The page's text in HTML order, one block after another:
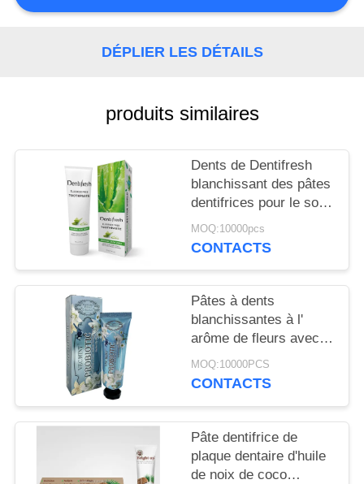
DU
POLITIQUE
MATIÈRE
PROTECTION
VIE
DÉPLIER LES DÉTAILS
produits similaires
Dents de Dentifresh
blanchissant des pâtes
dentifrices pour le soin
oral professionnel non
toxique
MOQ:10000pcs
CONTACTS
Pâtes à dents
blanchissantes à l'
arôme de fleurs avec
sorbitol Silica 400g
Carton en papier blanc
MOQ:10000PCS
CONTACTS
Pâte dentifrice de
plaque dentaire d'huile
de noix de coco